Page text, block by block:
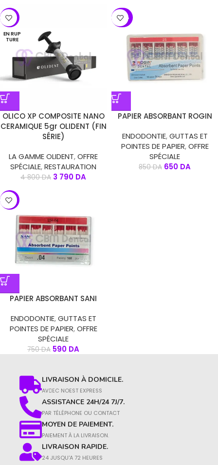
-21%
EN RUP
TURE
OLICO XP COMPOSITE NANO
CERAMIQUE 5gr OLIDENT (FIN
SÉRIE)
LA GAMME OLIDENT,OFFRE
SPÉCIALE,RESTAURATION
4 800DA 3 790 DA
-24%
PAPIER ABSORBANT ROGIN
ENDODONTIE,GUTTAS ET
POINTES DE PAPIER,OFFRE
SPÉCIALE
850DA 650 DA
-21%
PAPIER ABSORBANT SANI
ENDODONTIE,GUTTAS ET
POINTES DE PAPIER,OFFRE
SPÉCIALE
750DA 590 DA
LIVRAISON À DOMICILE.
AVِEC NOEST EXPRESS
ASSISTANCE 24H/24 7J/7.
PAR TÉLÉPHONE OU CONTACT​
MOYEN DE PAIEMENT.
PAIEMENT À LA LIVRAISON.​
LIVRAISON RAPIDE.
24 JUSQU'A 72 HEURES